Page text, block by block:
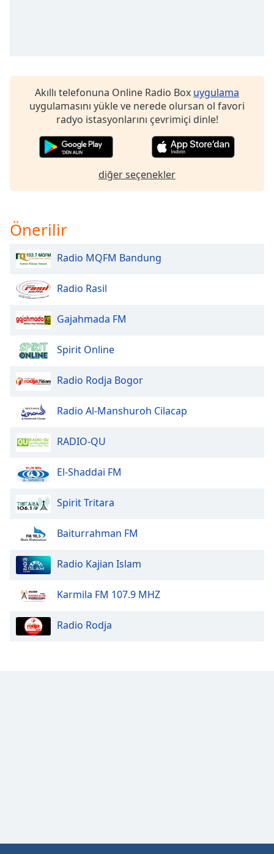
Text
Background
Color
Opacity
Area
Background
Color
Opacity
Font
Edge
Font
Family
Close
Akıllı telefonuna Online Radio Box uygulama
uygulamasını yükle ve nerede olursan ol favori
radyo istasyonlarını çevrimiçi dinle!
diğer seçenekler
Önerilir
Radio MQFM Bandung
Radio Rasil
Gajahmada FM
Spirit Online
Radio Rodja Bogor
Radio Al-Manshuroh Cilacap
RADIO-QU
El-Shaddai FM
Spirit Tritara
Baiturrahman FM
Radio Kajian Islam
Karmila FM 107.9 MHZ
Radio Rodja